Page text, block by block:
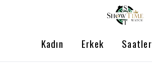
Kadın Erkek Saatler